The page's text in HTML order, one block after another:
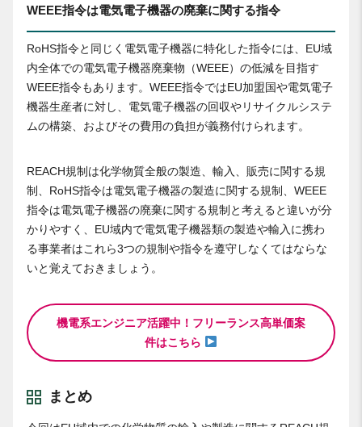
WEEE指令は電気電子機器の廃棄に関する指令
RoHS指令と同じく電気電子機器に特化した指令には、EU域
内全体での電気電子機器廃棄物（WEEE）の低減を目指す
WEEE指令もあります。WEEE指令ではEU加盟国や電気電子
機器生産者に対し、電気電子機器の回収やリサイクルシステ
ムの構築、およびその費用の負担が義務付けられます。
REACH規制は化学物質全般の製造、輸入、販売に関する規
制、RoHS指令は電気電子機器の製造に関する規制、WEEE
指令は電気電子機器の廃棄に関する規制と考えると違いが分
かりやすく、EU域内で電気電子機器類の製造や輸入に携わ
る事業者はこれら3つの規制や指令を遵守しなくてはならな
いと覚えておきましょう。
機電系エンジニア活躍中！フリーランス高単価案
件はこちら
まとめ